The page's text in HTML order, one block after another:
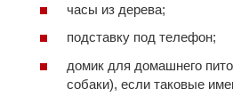
часы из дерева;
подставку под телефон;
домик для домашнего
собаки), если таковые